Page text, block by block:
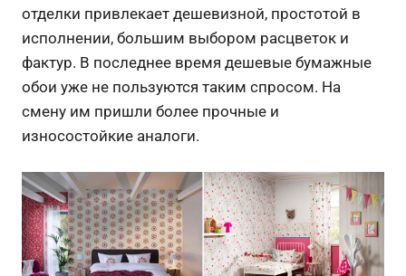
отделки привлекает дешевизной, простотой в
исполнении, большим выбором расцветок и
фактур. В последнее время дешевые бумажные
обои уже не пользуются таким спросом. На
смену им пришли более прочные и
износостойкие аналоги.